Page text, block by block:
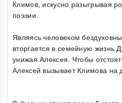
Климов, искусно разыгрывая
поэзии.
Являясь человеком
вторгается в семейную жизнь
унижая Алексея. Чтобы
Алексей вызывает Климова на